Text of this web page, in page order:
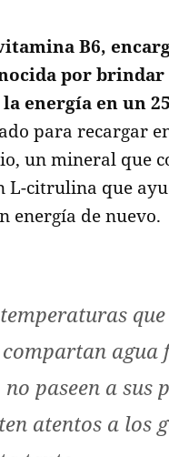
B6,
por brindar
energía en un
para recargar
un mineral que
L-citrulina que
energía de nuevo.
agua
paseen a sus
atentos a los